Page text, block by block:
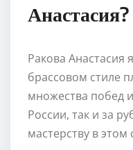
Анастасия?
Ракова Анастасия
брассовом стиле
множества побед
России, так и за
мастерству в этом